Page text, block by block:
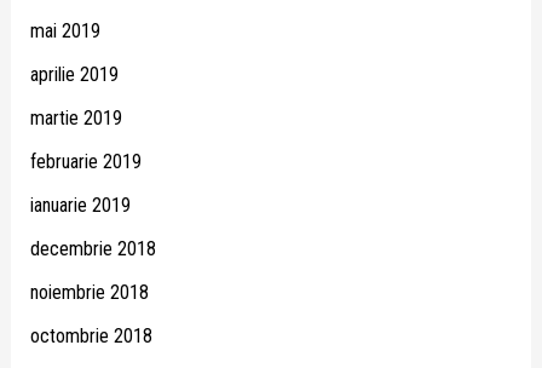
mai 2019
aprilie 2019
martie 2019
februarie 2019
ianuarie 2019
decembrie 2018
noiembrie 2018
octombrie 2018